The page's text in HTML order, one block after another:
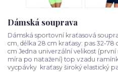
Dámská souprava
Dámská sportovní kraťasová
cm, délka 28 cm kraťasy: pas 32-78
cm Jedna univerzální velikost
míra po natažení) top vzadu
vycpávky kraťasy široký elastický